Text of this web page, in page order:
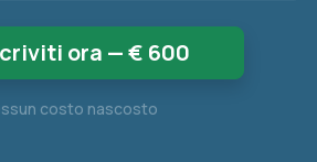
ora — € 600
costo nascosto